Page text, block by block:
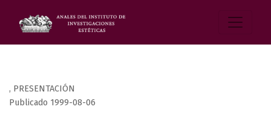
, PRESENTACIÓN
Publicado 1999-08-06